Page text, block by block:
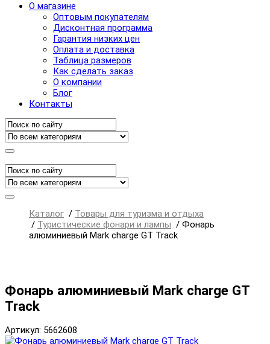
О магазине
Оптовым покупателям
Дисконтная программа
Гарантия низких цен
Оплата и доставка
Таблица размеров
Как сделать заказ
О компании
Блог
Контакты
Каталог / Товары для туризма и отдыха
/ Туристические фонари и лампы / Фонарь
алюминиевый Mark charge GT Track
Фонарь алюминиевый Mark charge GT
Track
Артикул: 5662608